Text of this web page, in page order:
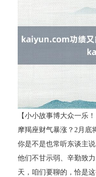
【小小故事博大众一乐！
摩羯座财气暴涨？2月底
你是不是也常听东谈主
他们不甘示弱、辛勤致
天，咱们要聊的，恰是